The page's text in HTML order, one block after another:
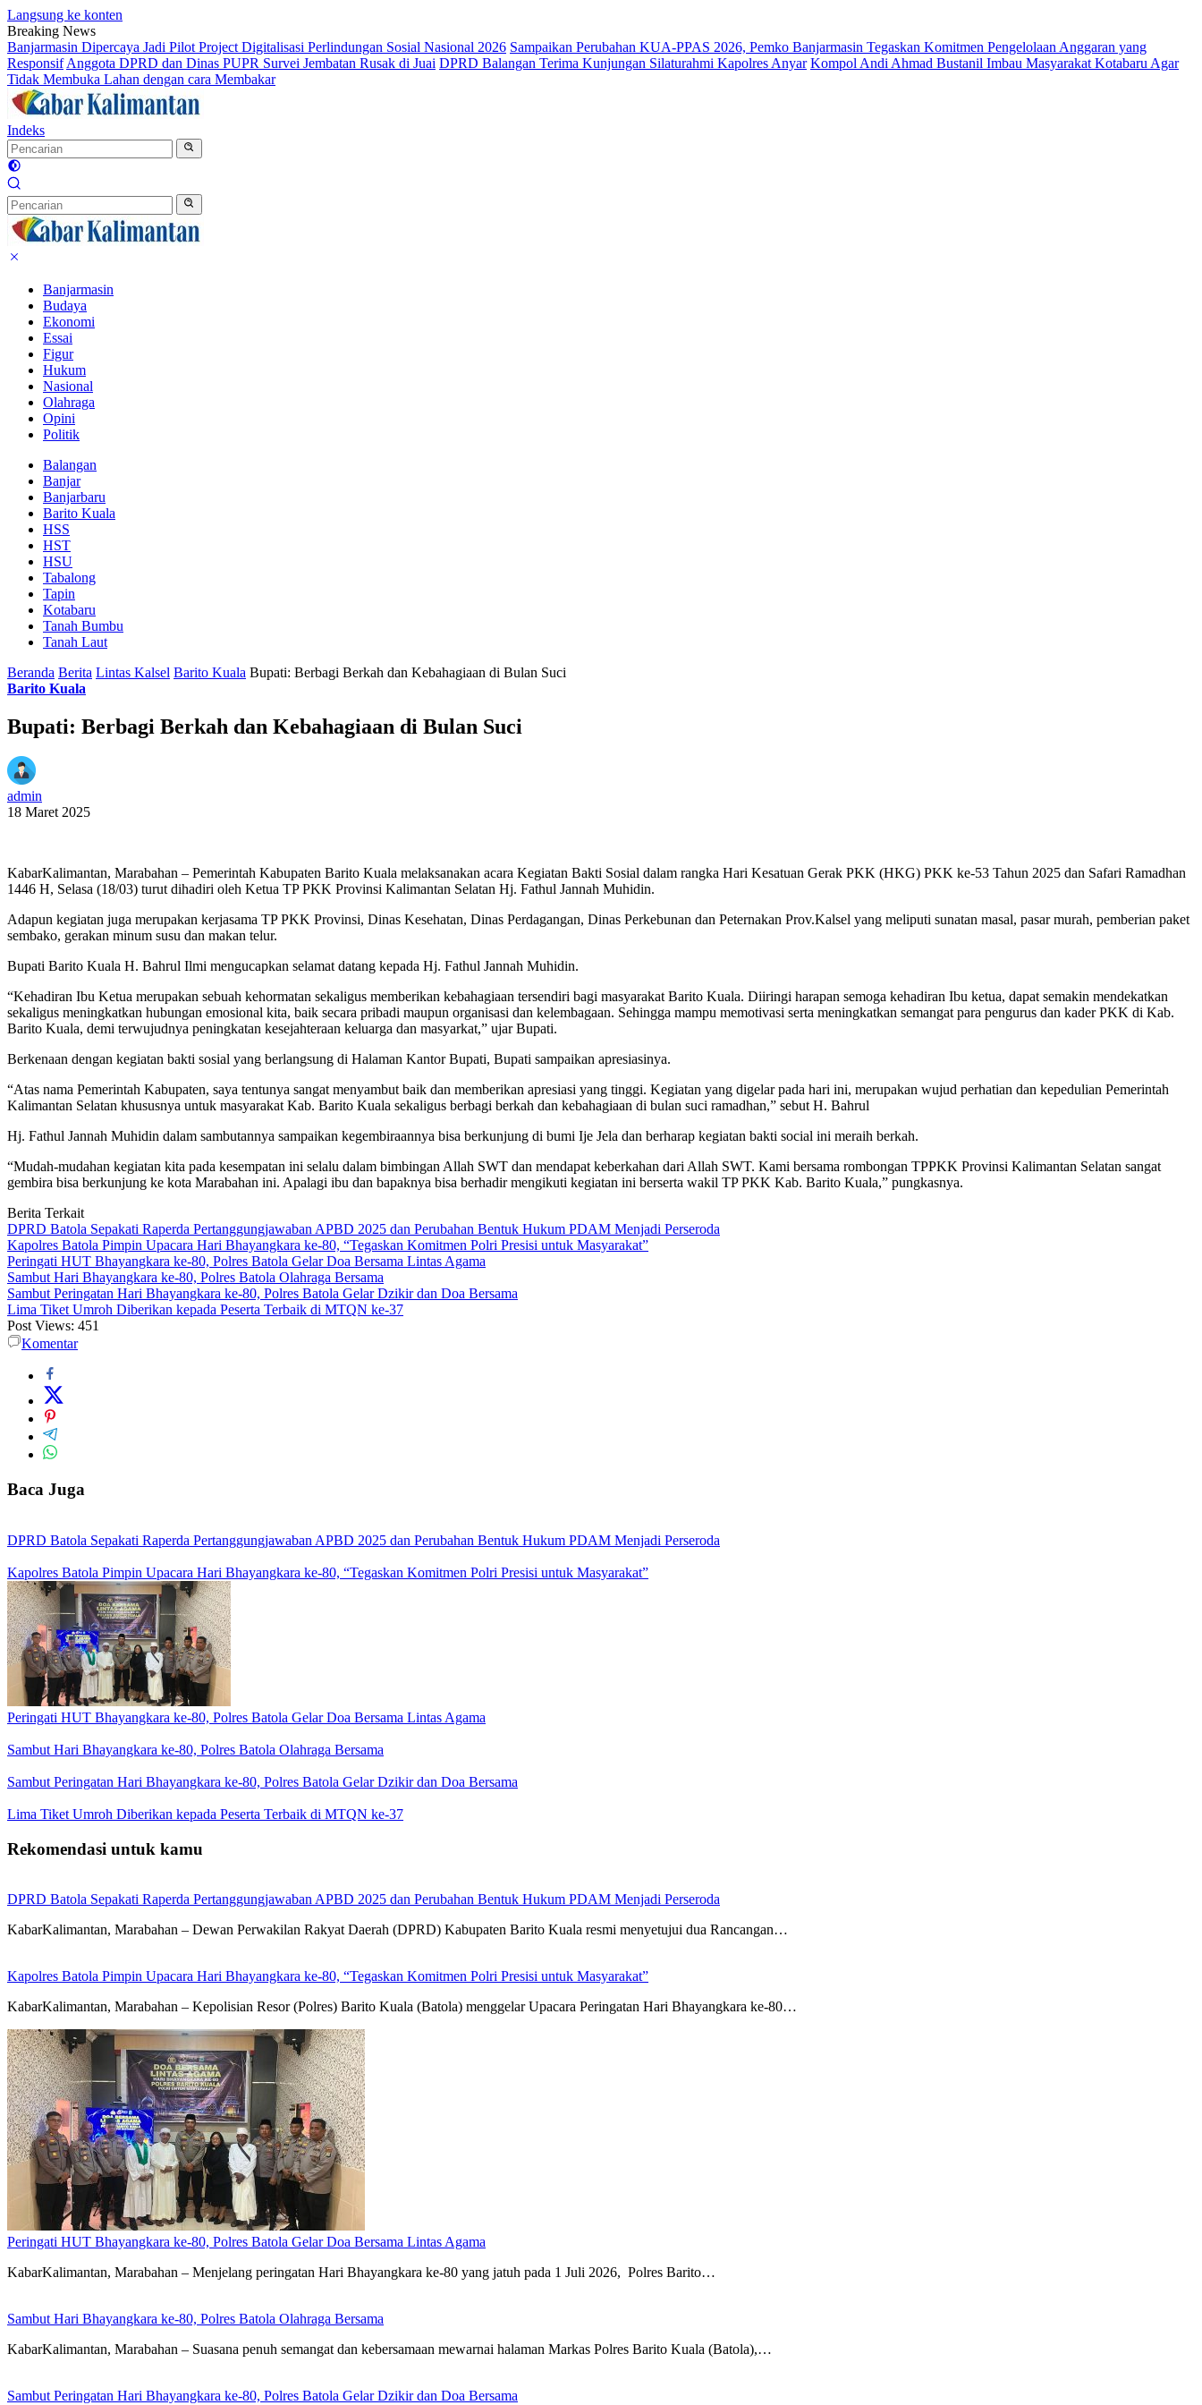
Langsung ke konten
Breaking News
Banjarmasin Dipercaya Jadi Pilot Project Digitalisasi Perlindungan Sosial Nasional 2026 Sampaikan Perubahan KUA-PPAS 2026, Pemko Banjarmasin Tegaskan Komitmen Pengelolaan Anggaran yang
Responsif Anggota DPRD dan Dinas PUPR Survei Jembatan Rusak di Juai DPRD Balangan Terima Kunjungan Silaturahmi Kapolres Anyar Kompol Andi Ahmad Bustanil Imbau Masyarakat Kotabaru Agar
Tidak Membuka Lahan dengan cara Membakar
Indeks
Banjarmasin
Budaya
Ekonomi
Essai
Figur
Hukum
Nasional
Olahraga
Opini
Politik
Balangan
Banjar
Banjarbaru
Barito Kuala
HSS
HST
HSU
Tabalong
Tapin
Kotabaru
Tanah Bumbu
Tanah Laut
Beranda Berita Lintas Kalsel Barito Kuala Bupati: Berbagi Berkah dan Kebahagiaan di Bulan Suci
Barito Kuala
Bupati: Berbagi Berkah dan Kebahagiaan di Bulan Suci
admin
18 Maret 2025
KabarKalimantan, Marabahan – Pemerintah Kabupaten Barito Kuala melaksanakan acara Kegiatan Bakti Sosial dalam rangka Hari Kesatuan Gerak PKK (HKG) PKK ke-53 Tahun 2025 dan Safari Ramadhan
1446 H, Selasa (18/03) turut dihadiri oleh Ketua TP PKK Provinsi Kalimantan Selatan Hj. Fathul Jannah Muhidin.
Adapun kegiatan juga merupakan kerjasama TP PKK Provinsi, Dinas Kesehatan, Dinas Perdagangan, Dinas Perkebunan dan Peternakan Prov.Kalsel yang meliputi sunatan masal, pasar murah, pemberian paket
sembako, gerakan minum susu dan makan telur.
Bupati Barito Kuala H. Bahrul Ilmi mengucapkan selamat datang kepada Hj. Fathul Jannah Muhidin.
“Kehadiran Ibu Ketua merupakan sebuah kehormatan sekaligus memberikan kebahagiaan tersendiri bagi masyarakat Barito Kuala. Diiringi harapan semoga kehadiran Ibu ketua, dapat semakin mendekatkan
sekaligus meningkatkan hubungan emosional kita, baik secara pribadi maupun organisasi dan kelembagaan. Sehingga mampu memotivasi serta meningkatkan semangat para pengurus dan kader PKK di Kab.
Barito Kuala, demi terwujudnya peningkatan kesejahteraan keluarga dan masyarkat,” ujar Bupati.
Berkenaan dengan kegiatan bakti sosial yang berlangsung di Halaman Kantor Bupati, Bupati sampaikan apresiasinya.
“Atas nama Pemerintah Kabupaten, saya tentunya sangat menyambut baik dan memberikan apresiasi yang tinggi. Kegiatan yang digelar pada hari ini, merupakan wujud perhatian dan kepedulian Pemerintah
Kalimantan Selatan khususnya untuk masyarakat Kab. Barito Kuala sekaligus berbagi berkah dan kebahagiaan di bulan suci ramadhan,” sebut H. Bahrul
Hj. Fathul Jannah Muhidin dalam sambutannya sampaikan kegembiraannya bisa berkunjung di bumi Ije Jela dan berharap kegiatan bakti social ini meraih berkah.
“Mudah-mudahan kegiatan kita pada kesempatan ini selalu dalam bimbingan Allah SWT dan mendapat keberkahan dari Allah SWT. Kami bersama rombongan TPPKK Provinsi Kalimantan Selatan sangat
gembira bisa berkunjung ke kota Marabahan ini. Apalagi ibu dan bapaknya bisa berhadir mengikuti kegiatan ini berserta wakil TP PKK Kab. Barito Kuala,” pungkasnya.
Berita Terkait
DPRD Batola Sepakati Raperda Pertanggungjawaban APBD 2025 dan Perubahan Bentuk Hukum PDAM Menjadi Perseroda
Kapolres Batola Pimpin Upacara Hari Bhayangkara ke-80, “Tegaskan Komitmen Polri Presisi untuk Masyarakat”
Peringati HUT Bhayangkara ke-80, Polres Batola Gelar Doa Bersama Lintas Agama
Sambut Hari Bhayangkara ke-80, Polres Batola Olahraga Bersama
Sambut Peringatan Hari Bhayangkara ke-80, Polres Batola Gelar Dzikir dan Doa Bersama
Lima Tiket Umroh Diberikan kepada Peserta Terbaik di MTQN ke-37
Post Views: 451
Komentar
Baca Juga
DPRD Batola Sepakati Raperda Pertanggungjawaban APBD 2025 dan Perubahan Bentuk Hukum PDAM Menjadi Perseroda
Kapolres Batola Pimpin Upacara Hari Bhayangkara ke-80, “Tegaskan Komitmen Polri Presisi untuk Masyarakat”
Peringati HUT Bhayangkara ke-80, Polres Batola Gelar Doa Bersama Lintas Agama
Sambut Hari Bhayangkara ke-80, Polres Batola Olahraga Bersama
Sambut Peringatan Hari Bhayangkara ke-80, Polres Batola Gelar Dzikir dan Doa Bersama
Lima Tiket Umroh Diberikan kepada Peserta Terbaik di MTQN ke-37
Rekomendasi untuk kamu
DPRD Batola Sepakati Raperda Pertanggungjawaban APBD 2025 dan Perubahan Bentuk Hukum PDAM Menjadi Perseroda
KabarKalimantan, Marabahan – Dewan Perwakilan Rakyat Daerah (DPRD) Kabupaten Barito Kuala resmi menyetujui dua Rancangan…
Kapolres Batola Pimpin Upacara Hari Bhayangkara ke-80, “Tegaskan Komitmen Polri Presisi untuk Masyarakat”
KabarKalimantan, Marabahan – Kepolisian Resor (Polres) Barito Kuala (Batola) menggelar Upacara Peringatan Hari Bhayangkara ke-80…
Peringati HUT Bhayangkara ke-80, Polres Batola Gelar Doa Bersama Lintas Agama
KabarKalimantan, Marabahan – ​Menjelang peringatan Hari Bhayangkara ke-80 yang jatuh pada 1 Juli 2026, Polres Barito…
Sambut Hari Bhayangkara ke-80, Polres Batola Olahraga Bersama
KabarKalimantan, Marabahan – Suasana penuh semangat dan kebersamaan mewarnai halaman Markas Polres Barito Kuala (Batola),…
Sambut Peringatan Hari Bhayangkara ke-80, Polres Batola Gelar Dzikir dan Doa Bersama